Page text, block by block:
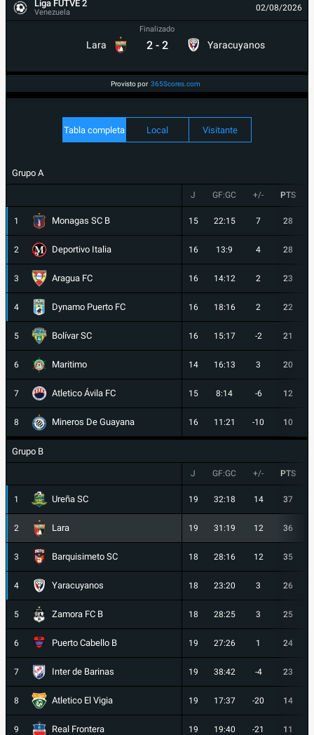
Liga FUTVE 2
Venezuela 02/08/2026
Lara
Finalizado
2 - 2 Yaracuyanos
Provisto por 365Scores.com
Tabla completa Local Visitante
Grupo A
J GF:GC +/- PTS
1 Monagas SC B 15 22:15 7 28
2 Deportivo Italia 16 13:9 4 28
3 Aragua FC 16 14:12 2 23
4 Dynamo Puerto FC 16 18:16 2 22
5 Bolívar SC 16 15:17 -2 21
6 Maritimo 14 16:13 3 20
7 Atletico Ávila FC 15 8:14 -6 12
8 Mineros De Guayana 16 11:21 -10 10
Grupo B
J GF:GC +/- PTS
1 Ureña SC 19 32:18 14 37
2 Lara 19 31:19 12 36
3 Barquisimeto SC 18 28:16 12 35
4 Yaracuyanos 18 23:20 3 26
5 Zamora FC B 18 28:25 3 25
6 Puerto Cabello B 19 27:26 1 24
7 Inter de Barinas 19 38:42 -4 23
8 Atletico El Vigia 19 17:37 -20 14
9 Real Frontera 19 19:40 -21 11